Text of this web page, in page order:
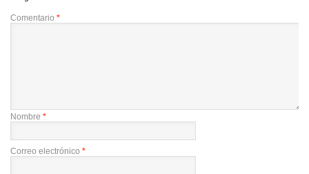
Comentario *
Nombre *
Correo electrónico *